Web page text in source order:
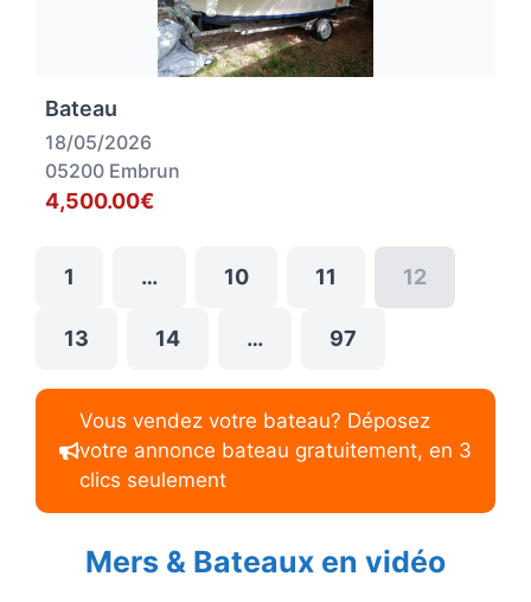
Bateau
18/05/2026
05200 Embrun
4,500.00€
1 … 10 11 12
13 14 … 97
Vous vendez votre bateau? Déposez
votre annonce bateau gratuitement, en 3
clics seulement
Mers & Bateaux en vidéo